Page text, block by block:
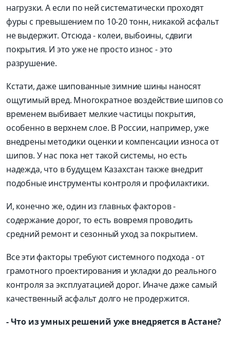
нагрузки. А если по ней систематически проходят
фуры с превышением по 10-20 тонн, никакой асфальт
не выдержит. Отсюда - колеи, выбоины, сдвиги
покрытия. И это уже не просто износ - это
разрушение.
Кстати, даже шипованные зимние шины наносят
ощутимый вред. Многократное воздействие шипов со
временем выбивает мелкие частицы покрытия,
особенно в верхнем слое. В России, например, уже
внедрены методики оценки и компенсации износа от
шипов. У нас пока нет такой системы, но есть
надежда, что в будущем Казахстан также внедрит
подобные инструменты контроля и профилактики.
И, конечно же, один из главных факторов -
содержание дорог, то есть вовремя проводить
средний ремонт и сезонный уход за покрытием.
Все эти факторы требуют системного подхода - от
грамотного проектирования и укладки до реального
контроля за эксплуатацией дорог. Иначе даже самый
качественный асфальт долго не продержится.
- Что из умных решений уже внедряется в Астане?